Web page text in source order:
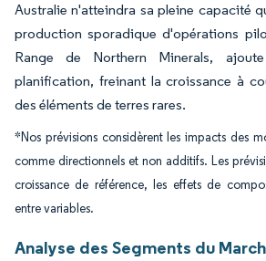
Australie n'atteindra sa pleine capacité
production sporadique d'opérations
Range de Northern Minerals,
planification, freinant la croissance à
des éléments de terres rares.
*Nos prévisions considèrent les impacts des
comme directionnels et non additifs. Les
croissance de référence, les effets de
entre variables.
Analyse des Segments du